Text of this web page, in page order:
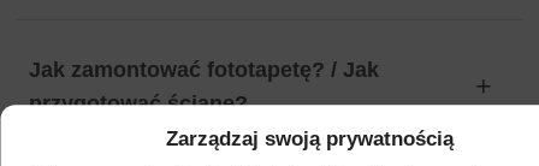
Zarządzaj swoją prywatnością
Jak zamontować fototapetę? / Jak
przygotować ścianę?